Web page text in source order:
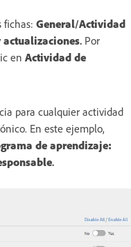
fichas: General/Actividad
actualizaciones. Por
en Actividad de
para cualquier actividad
En este ejemplo,
de aprendizaje:
.